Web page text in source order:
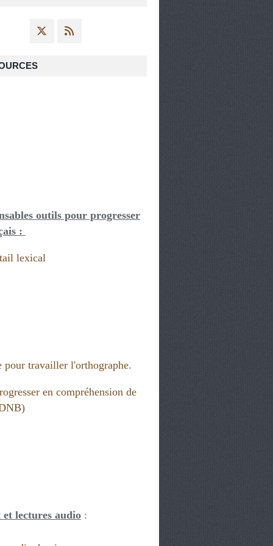
AUX MÉDIAS
outils pour progresser
:
lexical
pour travailler l'orthographe.
en compréhension de
et lectures audio :